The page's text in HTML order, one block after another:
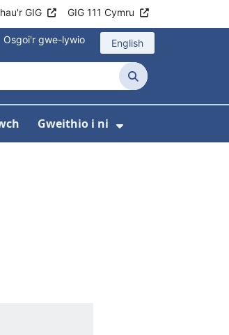
GIG GIG 111 Cymru
Osgoi'r gwe-lywio English
Chwilio
Newyddionar gyfer Amdanom ni
Gweithio i ni
Dangos